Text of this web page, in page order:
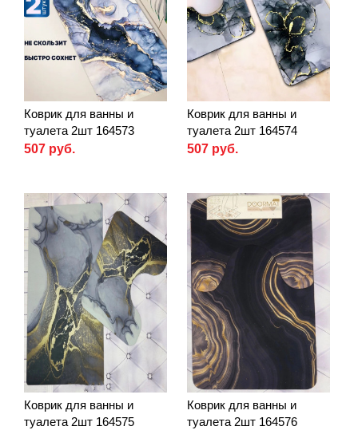
Коврик для ванны и
туалета 2шт 164573
507 руб.
Коврик для ванны и
туалета 2шт 164574
507 руб.
Коврик для ванны и
туалета 2шт 164575
Коврик для ванны и
туалета 2шт 164576